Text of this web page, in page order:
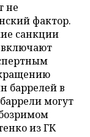
не
фактор.
санкции
включают
баррелей в
могут
из ГК